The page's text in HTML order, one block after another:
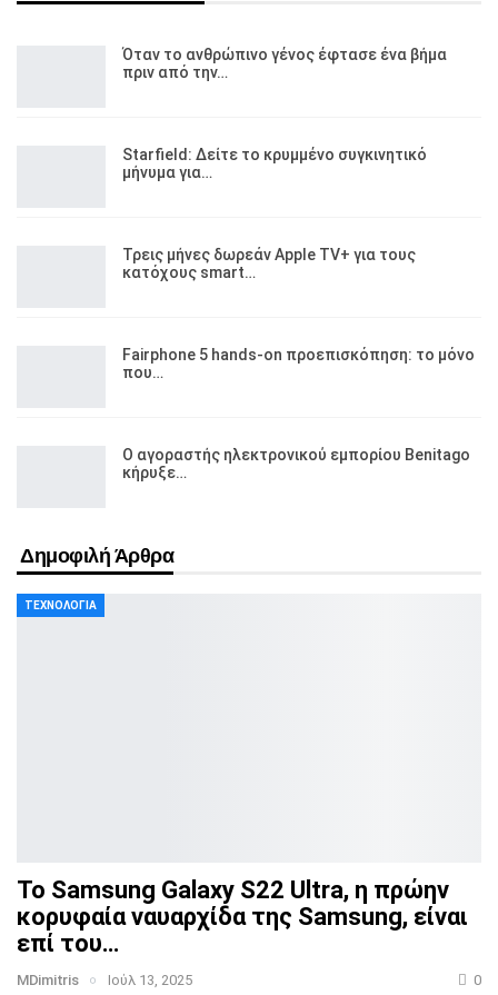
Όταν το ανθρώπινο γένος έφτασε ένα βήμα
πριν από την…
Starfield: Δείτε το κρυμμένο συγκινητικό
μήνυμα για…
Τρεις μήνες δωρεάν Apple TV+ για τους
κατόχους smart…
Fairphone 5 hands-on προεπισκόπηση: το μόνο
που…
Ο αγοραστής ηλεκτρονικού εμπορίου Benitago
κήρυξε…
Δημοφιλή Άρθρα
ΤΕΧΝΟΛΟΓΊΑ
Το Samsung Galaxy S22 Ultra, η πρώην
κορυφαία ναυαρχίδατης Samsung, είναι
επί του…
MDimitris Ιούλ 13, 2025 0